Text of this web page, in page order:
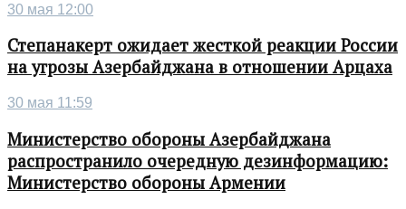
30 мая 12:00
Степанакерт ожидает жесткой реакции России
на угрозы Азербайджана в отношении Арцаха
30 мая 11:59
Министерство обороны Азербайджана
распространило очередную дезинформацию:
Министерство обороны Армении